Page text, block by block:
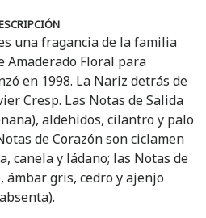
una fragancia de la familia
Amaderado Floral para
en 1998. La Nariz detrás de
Cresp. Las Notas de Salida
aldehídos, cilantro y palo
de Corazón son ciclamen
canela y ládano; las Notas de
ámbar gris, cedro y ajenjo